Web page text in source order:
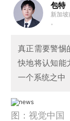
包特
新加
。
真正需要警惕
快地将认知能
一个系统之中
图：视觉中国